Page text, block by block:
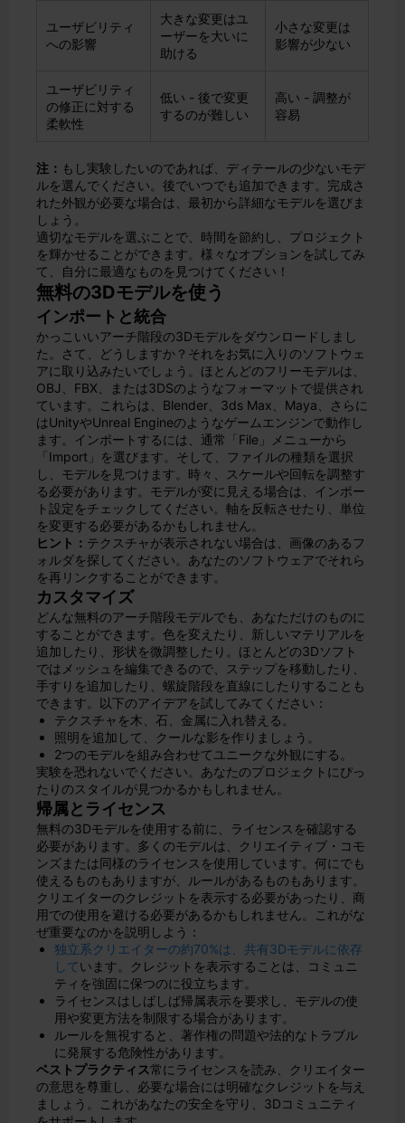
ユーザビリティ
への影響
大きな変更はユ
ーザーを大いに
助ける
小さな変更は
影響が少ない
ユーザビリティ
の修正に対する
柔軟性
低い - 後で変更
するのが難しい
高い - 調整が
容易
注： もし実験したいのであれば、ディテールの少ないモデ
ルを選んでください。後でいつでも追加できます。完成さ
れた外観が必要な場合は、最初から詳細なモデルを選びま
しょう。
適切なモデルを選ぶことで、時間を節約し、プロジェクト
を輝かせることができます。様々なオプションを試してみ
て、自分に最適なものを見つけてください！
無料の3Dモデルを使う
インポートと統合
かっこいいアーチ階段の3Dモデルをダウンロードしまし
た。さて、どうしますか？それをお気に入りのソフトウェ
アに取り込みたいでしょう。ほとんどのフリーモデルは、
OBJ、FBX、または3DSのようなフォーマットで提供され
ています。これらは、Blender、3ds Max、Maya、さらに
はUnityやUnreal Engineのようなゲームエンジンで動作し
ます。
インポートするには、通常「File」メニューから
「Import」を選びます。そして、ファイルの種類を選択
し、モデルを見つけます。時々、スケールや回転を調整す
る必要があります。モデルが変に見える場合は、インポー
ト設定をチェックしてください。軸を反転させたり、単位
を変更する必要があるかもしれません。
ヒント： テクスチャが表示されない場合は、画像のあるフ
ォルダを探してください。あなたのソフトウェアでそれら
を再リンクすることができます。
カスタマイズ
どんな無料のアーチ階段モデルでも、あなただけのものに
することができます。色を変えたり、新しいマテリアルを
追加したり、形状を微調整したり。ほとんどの3Dソフト
ではメッシュを編集できるので、ステップを移動したり、
手すりを追加したり、螺旋階段を直線にしたりすることも
できます。 以下のアイデアを試してみてください：
テクスチャを木、石、金属に入れ替える。
照明を追加して、クールな影を作りましょう。
2つのモデルを組み合わせてユニークな外観にする。
実験を恐れないでください。あなたのプロジェクトにぴっ
たりのスタイルが見つかるかもしれません。
帰属とライセンス
無料の3Dモデルを使用する前に、ライセンスを確認する
必要があります。多くのモデルは、クリエイティブ・コモ
ンズまたは同様のライセンスを使用しています。何にでも
使えるものもありますが、ルールがあるものもあります。
クリエイターのクレジットを表示する必要があったり、商
用での使用を避ける必要があるかもしれません。
これがな
ぜ重要なのかを説明しよう：
独立系クリエイターの約70%は、共有3Dモデルに依存
しています。クレジットを表示することは、コミュニ
ティを強固に保つのに役立ちます。
ライセンスはしばしば帰属表示を要求し、モデルの使
用や変更方法を制限する場合があります。
ルールを無視すると、著作権の問題や法的なトラブル
に発展する危険性があります。
ベストプラクティス常にライセンスを読み、クリエイター
の意思を尊重し、必要な場合には明確なクレジットを与え
ましょう。これがあなたの安全を守り、3Dコミュニティ